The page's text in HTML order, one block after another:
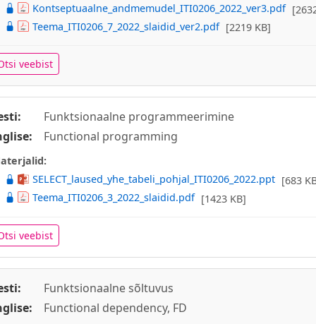
Kontseptuaalne_andmemudel_ITI0206_2022_ver3.pdf
Teema_ITI0206_7_2022_slaidid_ver2.pdf [2219 KB]
veebist
Funktsionaalne programmeerimine
Functional programming
SELECT_laused_yhe_tabeli_pohjal_ITI0206_2022.ppt [683
Teema_ITI0206_3_2022_slaidid.pdf [1423 KB]
veebist
Funktsionaalne sõltuvus
Functional dependency, FD